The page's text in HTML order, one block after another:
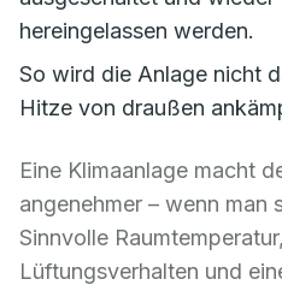
hereingelassen werden.
So wird die Anlage nicht
Hitze von draußen
Eine Klimaanlage macht
angenehmer – wenn man
Sinnvolle
Lüftungsverhalten und